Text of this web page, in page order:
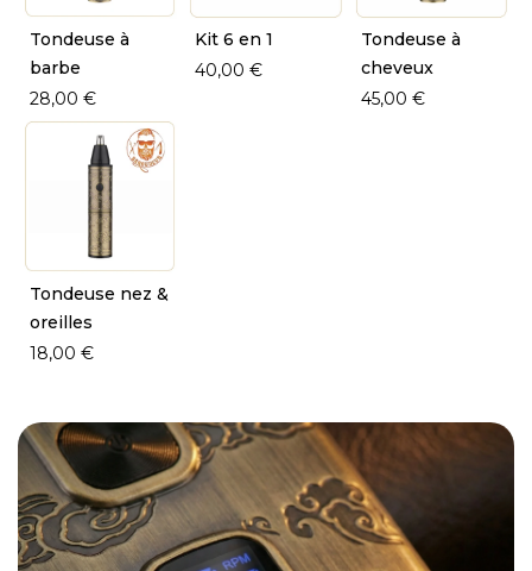
Tondeuse à
barbe
28,00 €
Kit 6 en 1
40,00 €
Tondeuse à
cheveux
45,00 €
Tondeuse nez &
oreilles
18,00 €